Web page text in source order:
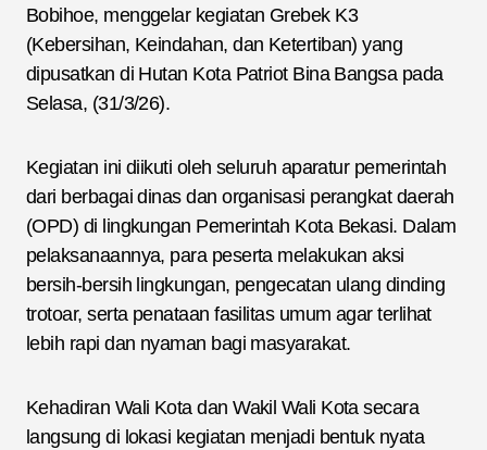
Bobihoe, menggelar kegiatan Grebek K3
(Kebersihan, Keindahan, dan Ketertiban) yang
dipusatkan di Hutan Kota Patriot Bina Bangsa pada
Selasa, (31/3/26).
Kegiatan ini diikuti oleh seluruh aparatur pemerintah
dari berbagai dinas dan organisasi perangkat daerah
(OPD) di lingkungan Pemerintah Kota Bekasi. Dalam
pelaksanaannya, para peserta melakukan aksi
bersih-bersih lingkungan, pengecatan ulang dinding
trotoar, serta penataan fasilitas umum agar terlihat
lebih rapi dan nyaman bagi masyarakat.
Kehadiran Wali Kota dan Wakil Wali Kota secara
langsung di lokasi kegiatan menjadi bentuk nyata